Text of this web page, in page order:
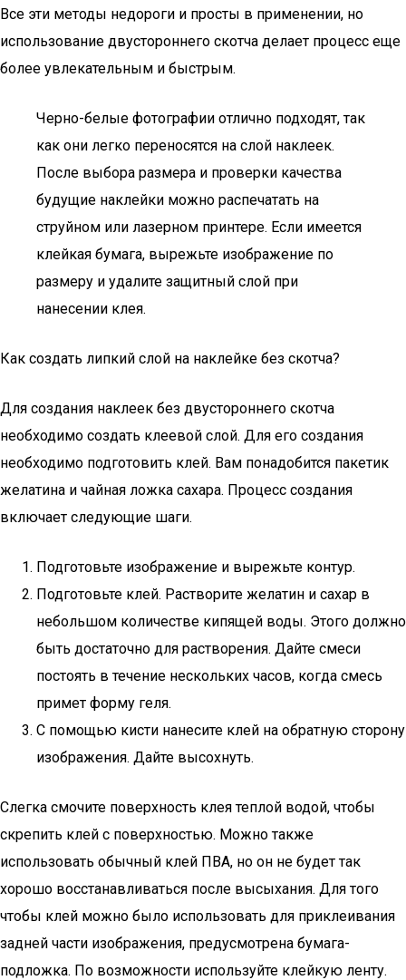
Все эти методы недороги и просты в применении, но
использование двустороннего скотча делает процесс еще
более увлекательным и быстрым.
Черно-белые фотографии отлично подходят, так
как они легко переносятся на слой наклеек.
После выбора размера и проверки качества
будущие наклейки можно распечатать на
струйном или лазерном принтере. Если имеется
клейкая бумага, вырежьте изображение по
размеру и удалите защитный слой при
нанесении клея.
Как создать липкий слой на наклейке без скотча?
Для создания наклеек без двустороннего скотча
необходимо создать клеевой слой. Для его создания
необходимо подготовить клей. Вам понадобится пакетик
желатина и чайная ложка сахара. Процесс создания
включает следующие шаги.
Подготовьте изображение и вырежьте контур.
Подготовьте клей. Растворите желатин и сахар в
небольшом количестве кипящей воды. Этого должно
быть достаточно для растворения. Дайте смеси
постоять в течение нескольких часов, когда смесь
примет форму геля.
С помощью кисти нанесите клей на обратную сторону
изображения. Дайте высохнуть.
Слегка смочите поверхность клея теплой водой, чтобы
скрепить клей с поверхностью. Можно также
использовать обычный клей ПВА, но он не будет так
хорошо восстанавливаться после высыхания. Для того
чтобы клей можно было использовать для приклеивания
задней части изображения, предусмотрена бумага-
подложка. По возможности используйте клейкую ленту.